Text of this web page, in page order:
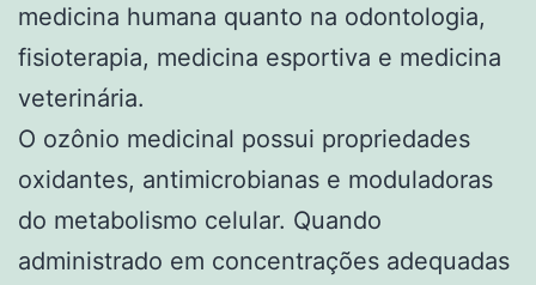
medicina humana quanto na odontologia,
fisioterapia, medicina esportiva e medicina
veterinária.
O ozônio medicinal possui propriedades
oxidantes, antimicrobianas e moduladoras
do metabolismo celular. Quando
administrado em concentrações adequadas